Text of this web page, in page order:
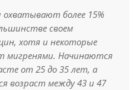
охватывают более 15%
своем
хотя и некоторые
Начинаются
от 25 до 35 лет, а
возраст между 43 и 47